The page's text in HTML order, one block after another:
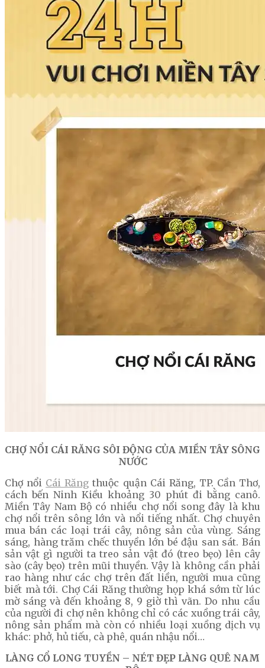
CHỢ NỔI CÁI RĂNG SÔI ĐỘNG CỦA MIỀN TÂY SÔNG
NƯỚC
Chợ nổi Cái Răng thuộc quận Cái Răng, TP. Cần Thơ,
cách bến Ninh Kiều khoảng 30 phút đi bằng canô.
Miền Tây Nam Bộ có nhiều chợ nổi song đây là khu
chợ nổi trên sông lớn và nổi tiếng nhất. Chợ chuyên
mua bán các loại trái cây, nông sản của vùng. Sáng
sáng, hàng trăm chếc thuyền lớn bé đậu san sát. Bán
sản vật gì người ta treo sản vật đó (treo bẹo) lên cây
sào (cây bẹo) trên mũi thuyền. Vậy là không cần phải
rao hàng như các chợ trên đất liền, người mua cũng
biết mà tới. Chợ Cái Răng thường họp khá sớm từ lúc
mờ sáng và đến khoảng 8, 9 giờ thì vãn. Do nhu cầu
của người đi chợ nên không chỉ có các xuồng trái cây,
nông sản phẩm mà còn có nhiều loại xuồng dịch vụ
khác: phở, hủ tiếu, cà phê, quán nhậu nổi…
LÀNG CỔ LONG TUYỀN – NÉT ĐẸP LÀNG QUÊ NAM